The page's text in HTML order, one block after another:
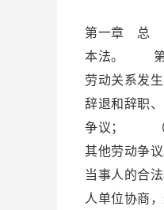
第一章 总
本法。 第二
劳动关系发
辞退和辞职
争议； （五
其他劳动争
当事人的合
人单位协商